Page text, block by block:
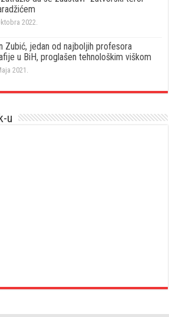
2022.
Zubić, jedan od najboljih profesora
u BiH, proglašen tehnološkim viškom
2021.
u